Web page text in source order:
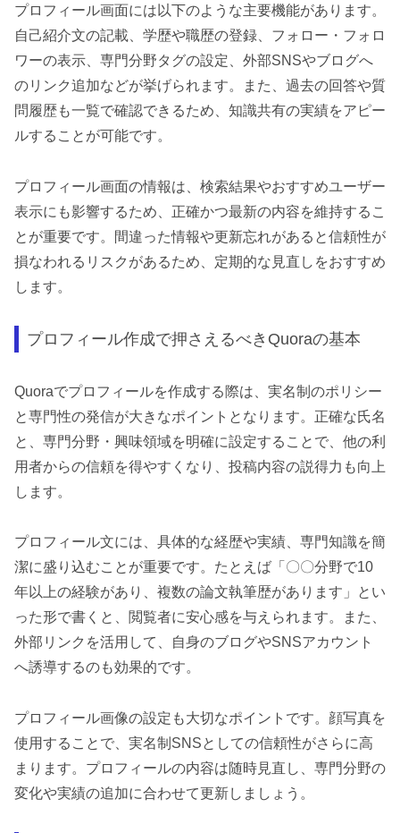
プロフィール画面には以下のような主要機能があります。
自己紹介文の記載、学歴や職歴の登録、フォロー・フォロ
ワーの表示、専門分野タグの設定、外部SNSやブログへ
のリンク追加などが挙げられます。また、過去の回答や質
問履歴も一覧で確認できるため、知識共有の実績をアピー
ルすることが可能です。
プロフィール画面の情報は、検索結果やおすすめユーザー
表示にも影響するため、正確かつ最新の内容を維持するこ
とが重要です。間違った情報や更新忘れがあると信頼性が
損なわれるリスクがあるため、定期的な見直しをおすすめ
します。
プロフィール作成で押さえるべきQuoraの基本
Quoraでプロフィールを作成する際は、実名制のポリシー
と専門性の発信が大きなポイントとなります。正確な氏名
と、専門分野・興味領域を明確に設定することで、他の利
用者からの信頼を得やすくなり、投稿内容の説得力も向上
します。
プロフィール文には、具体的な経歴や実績、専門知識を簡
潔に盛り込むことが重要です。たとえば「〇〇分野で10
年以上の経験があり、複数の論文執筆歴があります」とい
った形で書くと、閲覧者に安心感を与えられます。また、
外部リンクを活用して、自身のブログやSNSアカウント
へ誘導するのも効果的です。
プロフィール画像の設定も大切なポイントです。顔写真を
使用することで、実名制SNSとしての信頼性がさらに高
まります。プロフィールの内容は随時見直し、専門分野の
変化や実績の追加に合わせて更新しましょう。